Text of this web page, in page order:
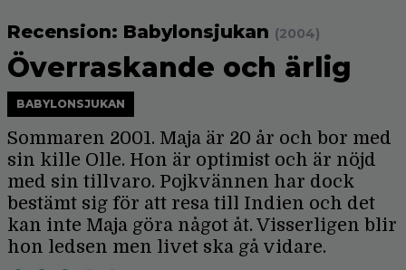
Recension: Babylonsjukan (2004)
Överraskande och ärlig
BABYLONSJUKAN
Sommaren 2001. Maja är 20 år och bor med
sin kille Olle. Hon är optimist och är nöjd
med sin tillvaro. Pojkvännen har dock
bestämt sig för att resa till Indien och det
kan inte Maja göra något åt. Visserligen blir
hon ledsen men livet ska gå vidare.